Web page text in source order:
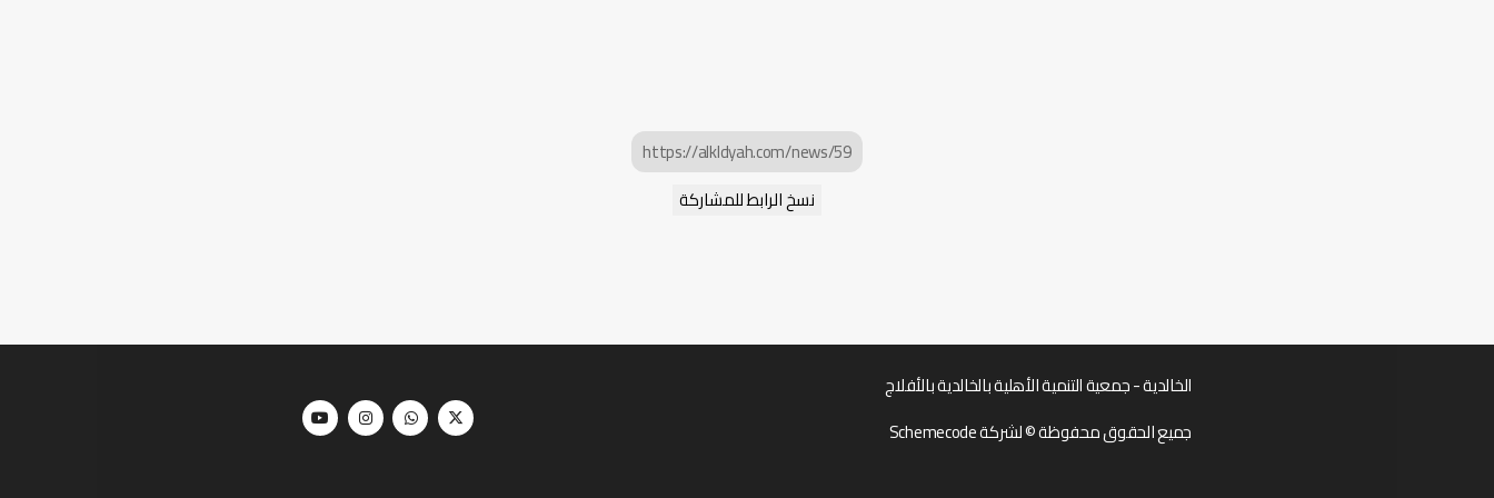
https://alkldyah.com/news/59
نسخ الرابط للمشاركة
الخالدية - جمعية التنمية الأهلية بالخالدية بالأفلاج
جميع الحقوق محفوظة © لشركة Schemecode